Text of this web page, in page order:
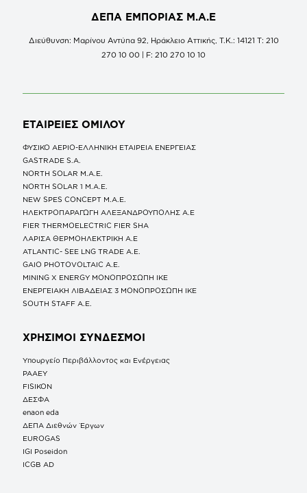
ΔΕΠΑ ΕΜΠΟΡΙΑΣ Μ.Α.Ε
Διεύθυνση: Μαρίνου Αντύπα 92, Ηράκλειο Αττικής, Τ.Κ.: 14121 Τ: 210
270 10 00 | F: 210 270 10 10
ΕΤΑΙΡΕΙΕΣ ΟΜΙΛΟΥ
ΦΥΣΙΚΟ ΑΕΡΙΟ-ΕΛΛΗΝΙΚΗ ΕΤΑΙΡΕΙΑ ΕΝΕΡΓΕΙΑΣ
GASTRADE S.A.
NORTH SOLAR M.Α.Ε.
NORTH SOLAR 1 M.Α.Ε.
NEW SPES CONCEPT Μ.Α.Ε.
ΗΛΕΚΤΡΟΠΑΡΑΓΩΓΗ ΑΛΕΞΑΝΔΡΟΥΠΟΛΗΣ A.E
FIER THERMOELECTRIC FIER SHA
ΛΑΡΙΣΑ ΘΕΡΜΟΗΛΕΚΤΡΙΚΗ A.E
ATLANTIC- SEE LNG TRADE A.E.
GAIO PHOTOVOLTAIC Α.Ε.
MINING X ENERGY ΜΟΝΟΠΡΟΣΩΠΗ ΙΚΕ
ΕΝΕΡΓΕΙΑΚΗ ΛΙΒΑΔΕΙΑΣ 3 ΜΟΝΟΠΡΟΣΩΠΗ ΙΚΕ
SOUTH STAFF Α.Ε.
ΧΡΗΣΙΜΟΙ ΣΥΝΔΕΣΜΟΙ
Υπουργείο Περιβάλλοντος και Ενέργειας
ΡΑΑΕΥ
FISIKON
ΔΕΣΦΑ
enaon eda
ΔΕΠΑ Διεθνών Έργων
EUROGAS
IGI Poseidon
ICGB AD